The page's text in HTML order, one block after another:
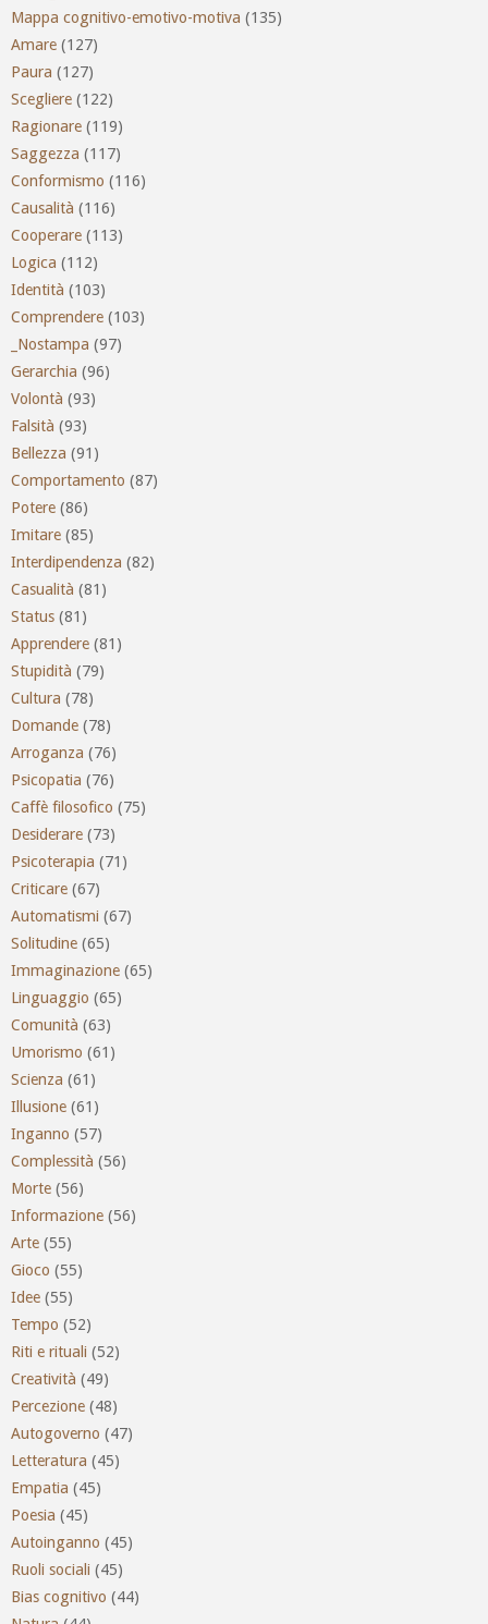
Mappa cognitivo-emotivo-motiva (135)
Amare (127)
Paura (127)
Scegliere (122)
Ragionare (119)
Saggezza (117)
Conformismo (116)
Causalità (116)
Cooperare (113)
Logica (112)
Identità (103)
Comprendere (103)
_Nostampa (97)
Gerarchia (96)
Volontà (93)
Falsità (93)
Bellezza (91)
Comportamento (87)
Potere (86)
Imitare (85)
Interdipendenza (82)
Casualità (81)
Status (81)
Apprendere (81)
Stupidità (79)
Cultura (78)
Domande (78)
Arroganza (76)
Psicopatia (76)
Caffè filosofico (75)
Desiderare (73)
Psicoterapia (71)
Criticare (67)
Automatismi (67)
Solitudine (65)
Immaginazione (65)
Linguaggio (65)
Comunità (63)
Umorismo (61)
Scienza (61)
Illusione (61)
Inganno (57)
Complessità (56)
Morte (56)
Informazione (56)
Arte (55)
Gioco (55)
Idee (55)
Tempo (52)
Riti e rituali (52)
Creatività (49)
Percezione (48)
Autogoverno (47)
Letteratura (45)
Empatia (45)
Poesia (45)
Autoinganno (45)
Ruoli sociali (45)
Bias cognitivo (44)